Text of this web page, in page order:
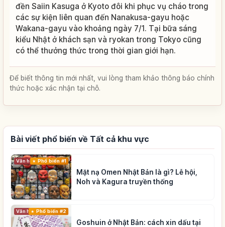
đền Saiin Kasuga ở Kyoto đôi khi phục vụ cháo trong
các sự kiện liên quan đến Nanakusa-gayu hoặc
Wakana-gayu vào khoảng ngày 7/1. Tại bữa sáng
kiểu Nhật ở khách sạn và ryokan trong Tokyo cũng
có thể thưởng thức trong thời gian giới hạn.
Để biết thông tin mới nhất, vui lòng tham khảo thông báo chính
thức hoặc xác nhận tại chỗ.
Bài viết phổ biến về Tất cả khu vực
Văn hóa truyền thống
Phổ biến #1
Mặt nạ Omen Nhật Bản là gì? Lễ hội,
Noh và Kagura truyền thống
Văn hóa truyền thống
Phổ biến #2
Goshuin ở Nhật Bản: cách xin dấu tại